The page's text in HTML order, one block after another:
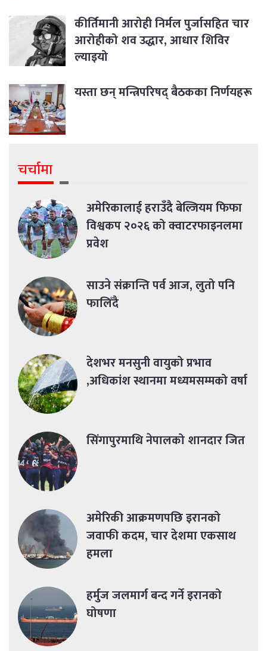
कीर्तिमानी आरोही निर्मल पुर्जासहित चार
आरोहीको शव उद्धार, आधार शिविर
ल्याइयो
यस्ता छन् मन्त्रिपरिषद् बैठकका निर्णयहरू
चर्चामा
अमेरिकालाई हराउँदै बेल्जियम फिफा
विश्वकप २०२६ को क्वाटरफाइनलमा
प्रवेश
साउने संक्रान्ति पर्व आज, लुतो पनि
फालिँदै
देशभर मनसुनी वायुको प्रभाव
,अधिकांश स्थानमा मध्यमसम्मको वर्षा
सिंगापुरमाथि नेपालको शानदार जित
अमेरिकी आक्रमणपछि इरानको
जवाफी कदम, चार देशमा एकसाथ
हमला
हर्मुज जलमार्ग बन्द गर्ने इरानको
घोषणा